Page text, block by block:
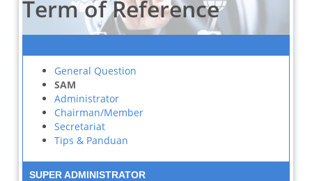
Term of Reference
General Question
SAM
Administrator
Chairman/Member
Secretariat
Tips & Panduan
SUPER ADMINISTRATOR